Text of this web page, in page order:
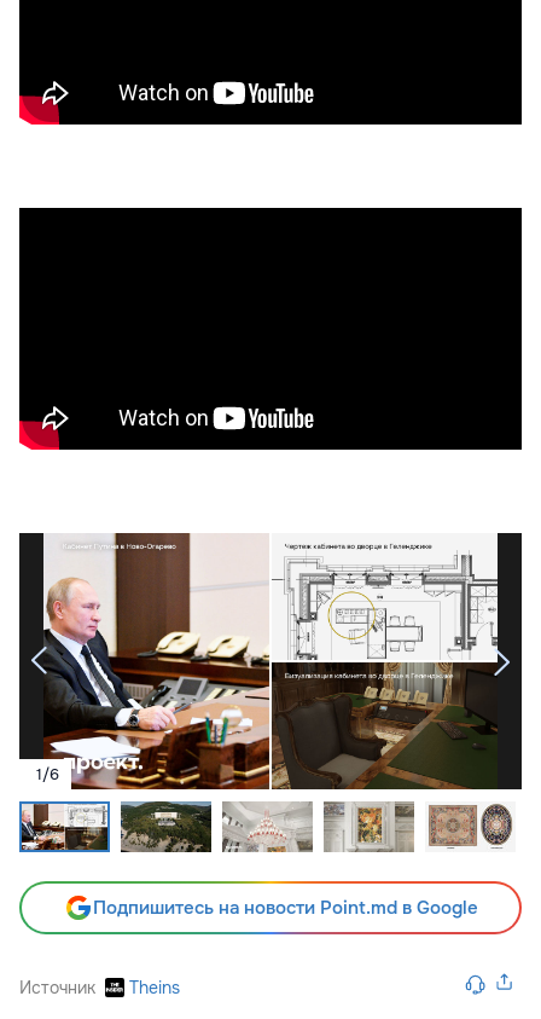
1/6
Подпишитесь на новости Point.md в Google
Источник Theins